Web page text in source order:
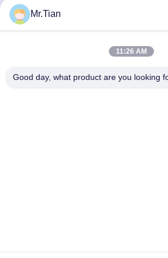
Mr.Tian
11:26 AM
Good day, what product are you looking